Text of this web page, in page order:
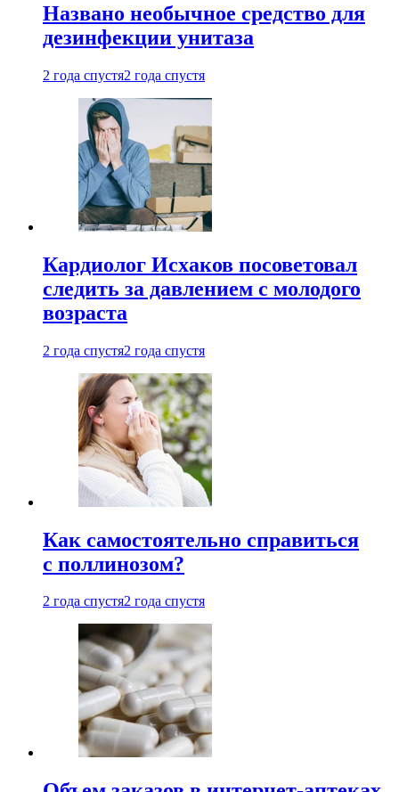
Названо необычное средство для
дезинфекции унитаза
2 года спустя2 года спустя
Кардиолог Исхаков посоветовал
следить за давлением с молодого
возраста
2 года спустя2 года спустя
Как самостоятельно справиться
с поллинозом?
2 года спустя2 года спустя